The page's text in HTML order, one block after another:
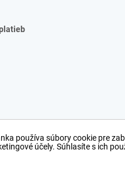
používa súbory cookie pre
účely. Súhlasíte s ich